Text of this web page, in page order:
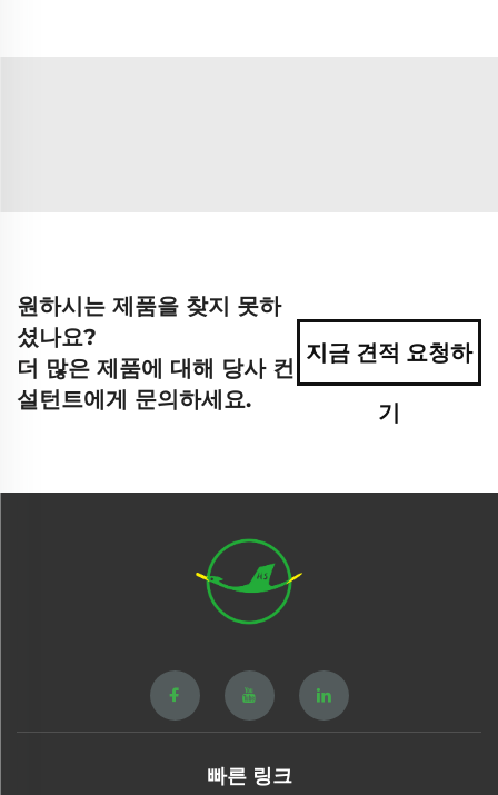
원하시는 제품을 찾지 못하
셨나요?
더 많은 제품에 대해 당사 컨
설턴트에게 문의하세요.
지금 견적 요청하
기
빠른 링크